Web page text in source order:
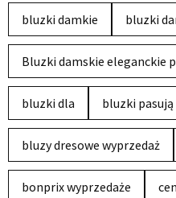
bluzki damkie bluzki
Bluzki damskie eleganckie
bluzki dla bluzki pasują
bluzy dresowe wyprzedaż
bonprix wyprzedaże